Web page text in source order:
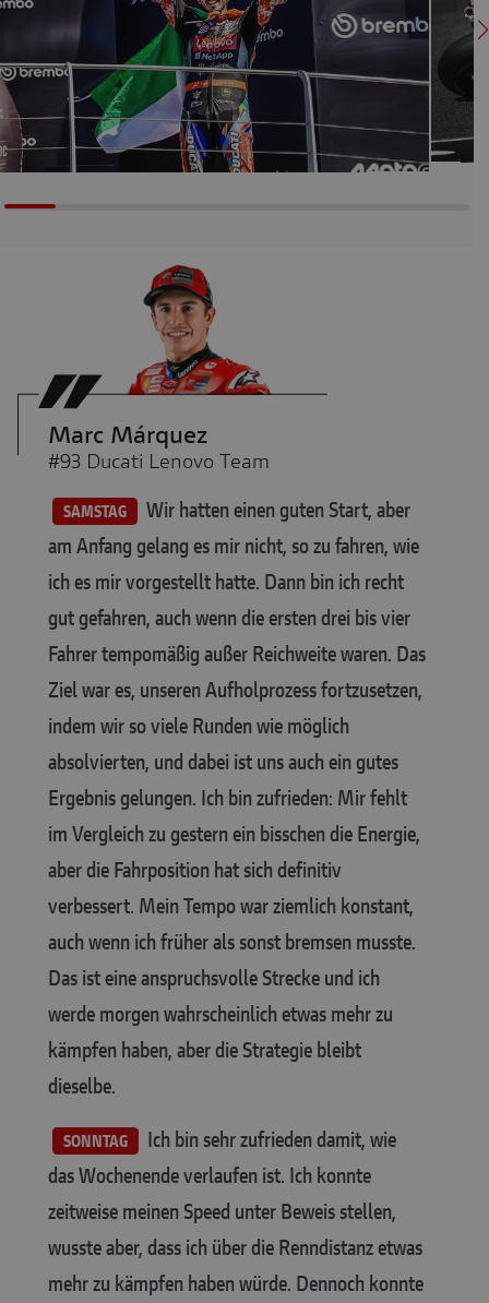
Marc Márquez
#93 Ducati Lenovo Team
SAMSTAG Wir hatten einen guten Start, aber
am Anfang gelang es mir nicht, so zu fahren, wie
ich es mir vorgestellt hatte. Dann bin ich recht
gut gefahren, auch wenn die ersten drei bis vier
Fahrer tempomäßig außer Reichweite waren. Das
Ziel war es, unseren Aufholprozess fortzusetzen,
indem wir so viele Runden wie möglich
absolvierten, und dabei ist uns auch ein gutes
Ergebnis gelungen. Ich bin zufrieden: Mir fehlt
im Vergleich zu gestern ein bisschen die Energie,
aber die Fahrposition hat sich definitiv
verbessert. Mein Tempo war ziemlich konstant,
auch wenn ich früher als sonst bremsen musste.
Das ist eine anspruchsvolle Strecke und ich
werde morgen wahrscheinlich etwas mehr zu
kämpfen haben, aber die Strategie bleibt
dieselbe.
SONNTAG Ich bin sehr zufrieden damit, wie
das Wochenende verlaufen ist. Ich konnte
zeitweise meinen Speed unter Beweis stellen,
wusste aber, dass ich über die Renndistanz etwas
mehr zu kämpfen haben würde. Dennoch konnte